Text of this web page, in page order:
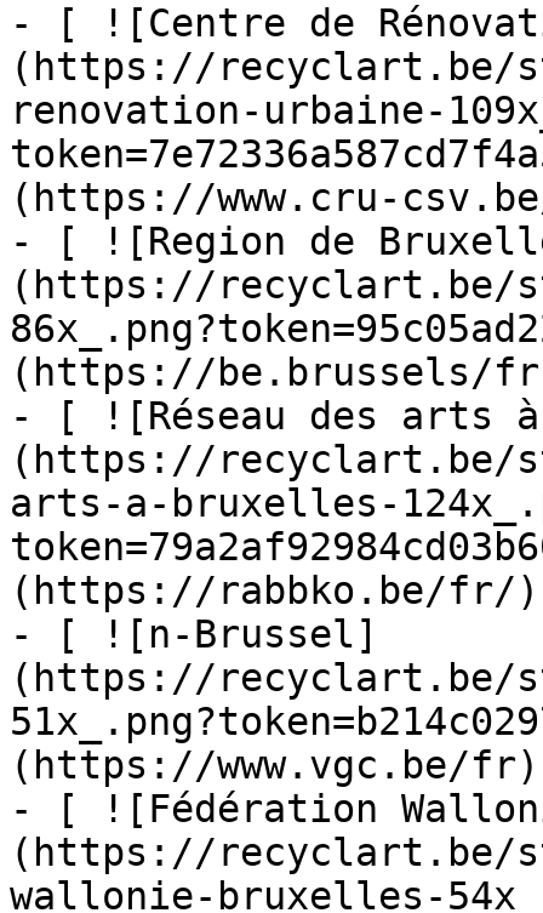
- [ ![Centre de
(https://recyclart.be/
renovation-urbaine-
(https://www.cru-
- [ ![Region de
(https://recyclart.be/
(https://be.brussels/
- [ ![Réseau des arts
(https://recyclart.be/
arts-a-bruxelles-
(https://rabbko.be/fr/)
- [ ![n-Brussel]
(https://recyclart.be/
(https://www.vgc.be/fr)
- [ ![Fédération
(https://recyclart.be/
wallonie-bruxelles-